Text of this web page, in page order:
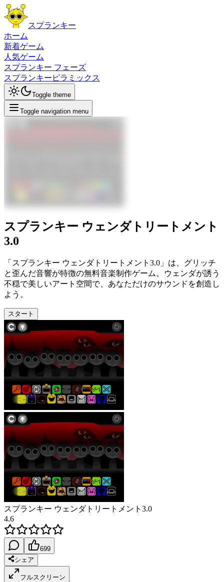
スプランキー
ホーム
新着ゲーム
人気ゲーム
スプランキー フェーズ
スプランキーピラミックス
Toggle theme
Toggle navigation menu
スプランキー ウェンダトリートメント
3.0
「スプランキー ウェンダトリートメント3.0」は、グリッチ
と歪んだ音響が特徴の無料音楽制作ゲーム。ウェンダが誘う
不穏で美しいアート空間で、あなただけのサウンドを創造し
よう。
スタート
スプランキー ウェンダトリートメント3.0
4.6
699
シェア
フルスクリーン